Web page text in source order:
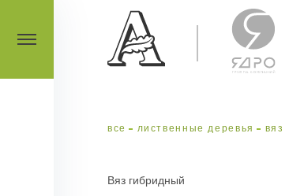
все лиственные деревья вяз
Вяз гибридный